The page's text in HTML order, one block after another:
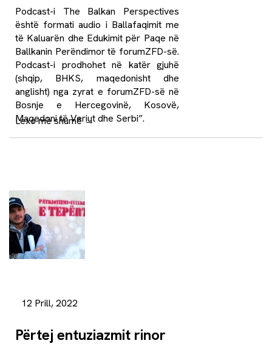
Podcast-i The Balkan Perspectives
është formati audio i Ballafaqimit me
të Kaluarën dhe Edukimit për Paqe në
Ballkanin Perëndimor të forumZFD-së.
Podcast-i prodhohet në katër gjuhë
(shqip, BHKS, maqedonisht dhe
anglisht) nga zyrat e forumZFD-së në
Bosnje e Hercegovinë, Kosovë,
Maqedoni të Veriut dhe Serbi”.
Lexo më shumë→
12 Prill, 2022
Përtej entuziazmit rinor